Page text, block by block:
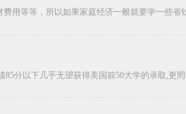
用等等，所以如果家庭经济一般就要学一些省
分以下几乎无望获得美国前50大学的录取,更